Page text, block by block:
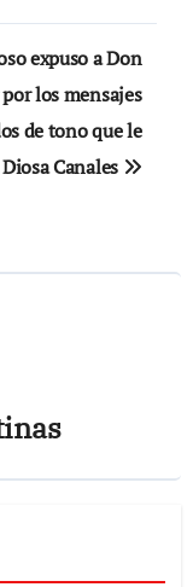
expuso a Don
los mensajes
de tono que le
Canales